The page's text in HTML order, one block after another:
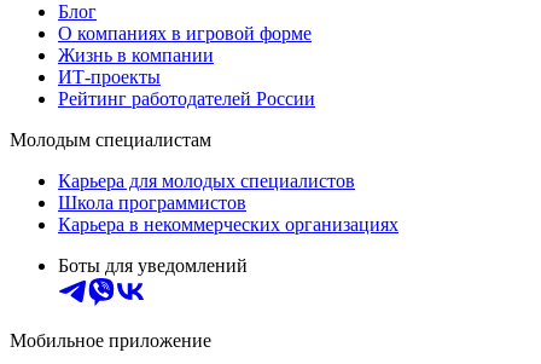
Блог
О компаниях в игровой форме
Жизнь в компании
ИТ-проекты
Рейтинг работодателей России
Молодым специалистам
Карьера для молодых специалистов
Школа программистов
Карьера в некоммерческих организациях
Боты для уведомлений
Мобильное приложение